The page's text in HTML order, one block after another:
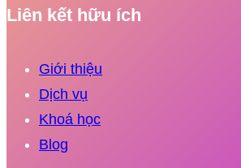
Liên kết hữu ích
Giới thiệu
Dịch vụ
Khoá học
Blog